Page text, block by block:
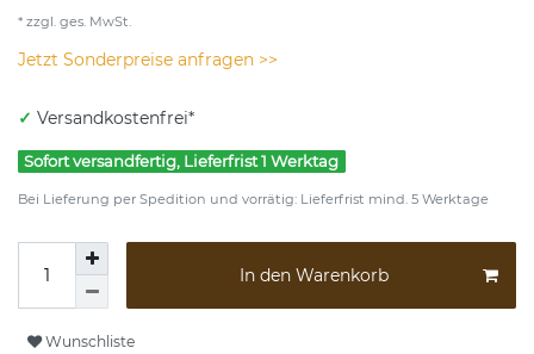
* zzgl. ges. MwSt.
Jetzt Sonderpreise anfragen >>
✓ Versandkostenfrei*
Sofort versandfertig, Lieferfrist 1 Werktag
Bei Lieferung per Spedition und vorrätig: Lieferfrist mind. 5 Werktage
In den Warenkorb
Wunschliste